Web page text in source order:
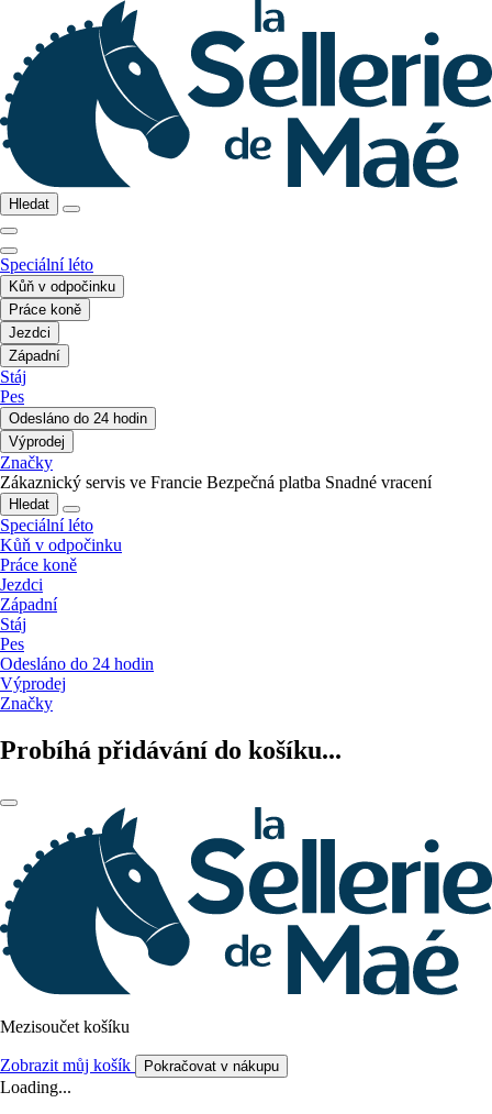
Hledat
Speciální léto
Kůň v odpočinku
Práce koně
Jezdci
Západní
Stáj
Pes
Odesláno do 24 hodin
Výprodej
Značky
Zákaznický servis ve Francie Bezpečná platba Snadné vracení
Hledat
Speciální léto
Kůň v odpočinku
Práce koně
Jezdci
Západní
Stáj
Pes
Odesláno do 24 hodin
Výprodej
Značky
Probíhá přidávání do košíku...
Mezisoučet košíku
Zobrazit můj košík Pokračovat v nákupu
Loading...